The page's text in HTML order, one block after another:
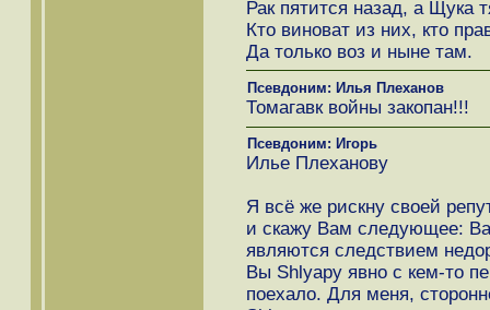
Рак пятится назад, а Щука
Кто виноват из них, кто
Да только воз и ныне там.
Псевдоним: Илья Плеханов
Томагавк войны закопан!!!
Псевдоним: Игорь
Илье Плеханову
Я всё же рискну своей
и скажу Вам следующее:
являются следствием
Вы Shlyapу явно с кем-то
поехало. Для меня,